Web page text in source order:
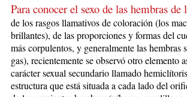
Para conocer el sexo de las hem­bras de
de losrasgos llamativos de coloración (los
brillantes), de las proporciones y for­mas del
más corpulentos, y generalmente las
gas), recientemente se observó otro elemento
ca­rác­ter sexual secundario lla­ma­do
estructura que está si­tua­da a cada lado del